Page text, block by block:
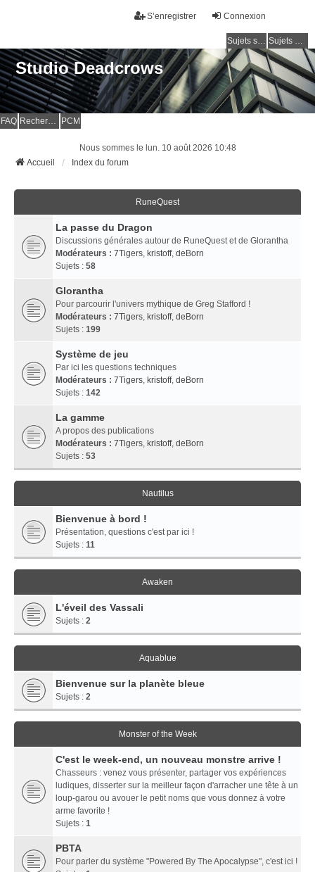
Connexion
S’enregistrer
Sujets sans réponse Sujets actifs
Studio Deadcrows
FAQ Rechercher PCM
Nous sommes le lun. 10 août 2026 10:48
Accueil
Index du forum
RuneQuest
La passe du Dragon
Discussions générales autour de RuneQuest et de Glorantha
Modérateurs : 7Tigers, kristoff, deBorn
Sujets : 58
Glorantha
Pour parcourir l'univers mythique de Greg Stafford !
Modérateurs : 7Tigers, kristoff, deBorn
Sujets : 199
Système de jeu
Par ici les questions techniques
Modérateurs : 7Tigers, kristoff, deBorn
Sujets : 142
La gamme
A propos des publications
Modérateurs : 7Tigers, kristoff, deBorn
Sujets : 53
Nautilus
Bienvenue à bord !
Présentation, questions c'est par ici !
Sujets : 11
Awaken
L'éveil des Vassali
Sujets : 2
Aquablue
Bienvenue sur la planète bleue
Sujets : 2
Monster of the Week
C'est le week-end, un nouveau monstre arrive !
Chasseurs : venez vous présenter, partager vos expériences
ludiques, disserter sur la meilleur façon d'arracher une tête à un
loup-garou ou avouer le petit noms que vous donnez à votre
arme favorite !
Sujets : 1
PBTA
Pour parler du système "Powered By The Apocalypse", c'est ici !